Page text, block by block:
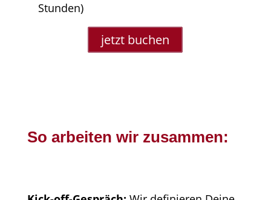
Stunden)
jetzt buchen
So arbeiten wir zusammen: